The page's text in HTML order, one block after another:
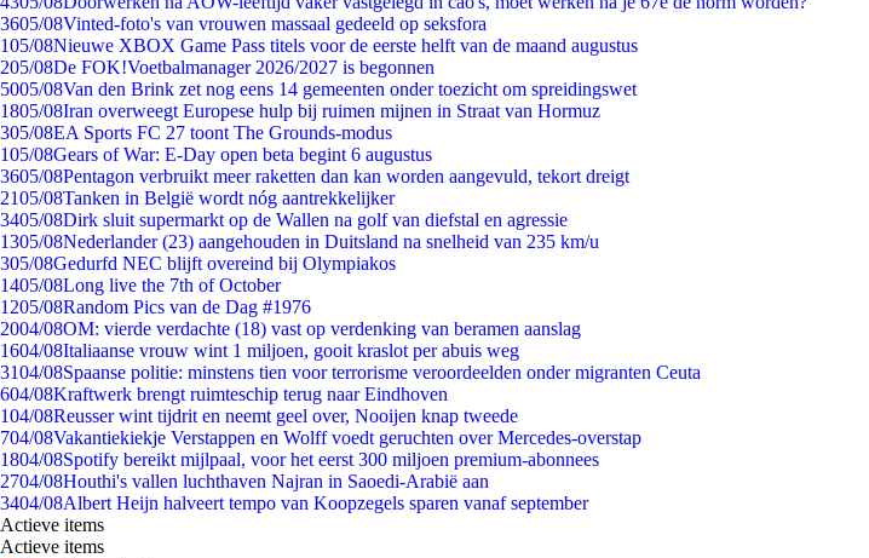
3605/08Vinted-foto's van vrouwen massaal gedeeld op seksfora
105/08Nieuwe XBOX Game Pass titels voor de eerste helft van de maand augustus
205/08De FOK!Voetbalmanager 2026/2027 is begonnen
5005/08Van den Brink zet nog eens 14 gemeenten onder toezicht om spreidingswet
1805/08Iran overweegt Europese hulp bij ruimen mijnen in Straat van Hormuz
305/08EA Sports FC 27 toont The Grounds-modus
105/08Gears of War: E-Day open beta begint 6 augustus
3605/08Pentagon verbruikt meer raketten dan kan worden aangevuld, tekort dreigt
2105/08Tanken in België wordt nóg aantrekkelijker
3405/08Dirk sluit supermarkt op de Wallen na golf van diefstal en agressie
1305/08Nederlander (23) aangehouden in Duitsland na snelheid van 235 km/u
305/08Gedurfd NEC blijft overeind bij Olympiakos
1405/08Long live the 7th of October
1205/08Random Pics van de Dag #1976
2004/08OM: vierde verdachte (18) vast op verdenking van beramen aanslag
1604/08Italiaanse vrouw wint 1 miljoen, gooit kraslot per abuis weg
3104/08Spaanse politie: minstens tien voor terrorisme veroordeelden onder migranten Ceuta
604/08Kraftwerk brengt ruimteschip terug naar Eindhoven
104/08Reusser wint tijdrit en neemt geel over, Nooijen knap tweede
704/08Vakantiekiekje Verstappen en Wolff voedt geruchten over Mercedes-overstap
1804/08Spotify bereikt mijlpaal, voor het eerst 300 miljoen premium-abonnees
2704/08Houthi's vallen luchthaven Najran in Saoedi-Arabië aan
3404/08Albert Heijn halveert tempo van Koopzegels sparen vanaf september
Actieve items
Actieve items